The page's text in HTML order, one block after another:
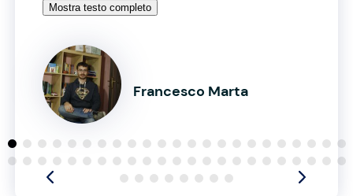
Mostra testo completo
Francesco Marta